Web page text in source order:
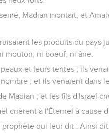
Madian montait, et
les produits du pays
mouton, ni boeuf, ni âne.
et leurs tentes ; ils
; et ils venaient dans
Madian ; et les fils d'Israël
crièrent à l'Éternel à cause
qui leur dit : Ainsi